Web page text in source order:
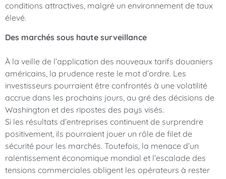
conditions attractives, malgré un environnement de taux
élevé.
Des marchés sous haute surveillance
À la veille de l’application des nouveaux tarifs douaniers
américains, la prudence reste le mot d’ordre. Les
investisseurs pourraient être confrontés à une volatilité
accrue dans les prochains jours, au gré des décisions de
Washington et des ripostes des pays visés.
Si les résultats d’entreprises continuent de surprendre
positivement, ils pourraient jouer un rôle de filet de
sécurité pour les marchés. Toutefois, la menace d’un
ralentissement économique mondial et l’escalade des
tensions commerciales obligent les opérateurs à rester